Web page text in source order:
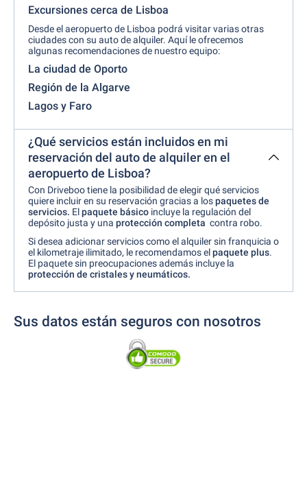
Excursiones cerca de Lisboa
Desde el aeropuerto de Lisboa podrá visitar varias otras
ciudades con su auto de alquiler. Aquí le ofrecemos
algunas recomendaciones de nuestro equipo:
La ciudad de Oporto
Región de la Algarve
Lagos y Faro
¿Qué servicios están incluidos en mi
reservación del auto de alquiler en el
aeropuerto de Lisboa?
Con Driveboo tiene la posibilidad de elegir qué servicios
quiere incluir en su reservación gracias a lospaquetes de
servicios. Elpaquete básico incluye la regulación del
depósito justa y una protección completa contra robo.
Si desea adicionar servicios como el alquiler sin franquicia o
el kilometraje ilimitado, le recomendamos elpaquete plus.
El paquete sin preocupaciones además incluye la
protección de cristales y neumáticos.
Sus datos están seguros con nosotros